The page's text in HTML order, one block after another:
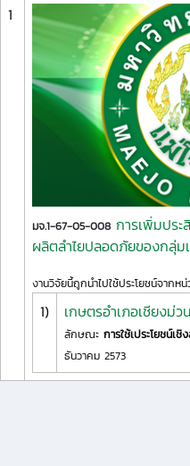
1
มจ.1-67-05-008 การเพิ่มปร
ผลิตลำไยปลอดภัยของกลุ่ม
งานวิจัยนี้ถูกนำไปใช้ประโยชน์จากห
1) เกษตรอำเภอเชียงม่
ลักษณะ การใช้เประโยชน์เชิ
ธันวาคม 2573